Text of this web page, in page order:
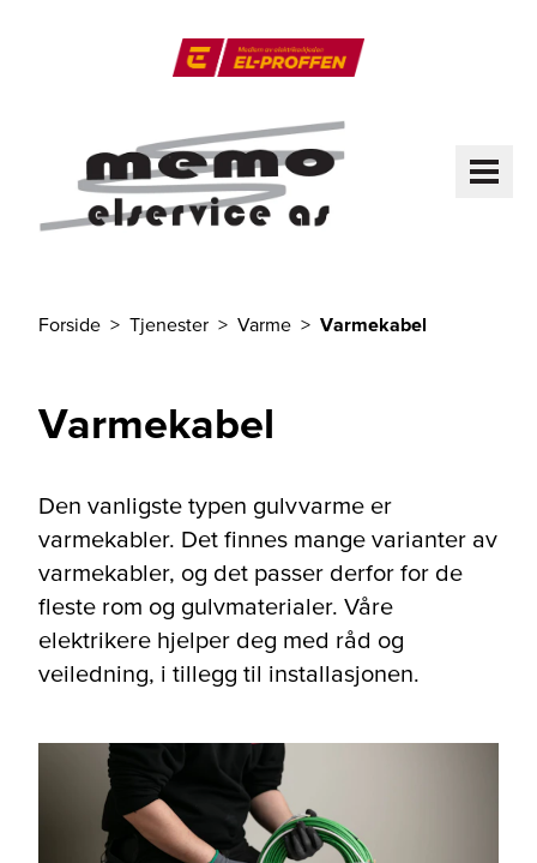
Forside Tjenester Varme Varmekabel
Varmekabel
Den vanligste typen gulvvarme er
varmekabler. Det finnes mange varianter av
varmekabler, og det passer derfor for de
fleste rom og gulvmaterialer. Våre
elektrikere hjelper deg med råd og
veiledning, i tillegg til installasjonen.